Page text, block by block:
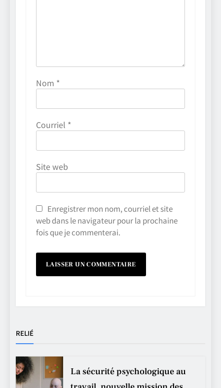
Nom *
Courriel *
Site web
Enregistrer mon nom, courriel et site
web dans le navigateur pour la prochaine
fois que je commenterai.
RELIÉ
La sécurité psychologique au